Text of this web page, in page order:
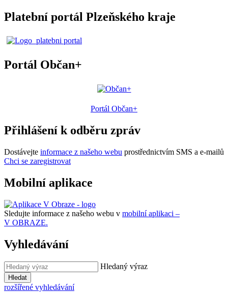
Platební portál Plzeňského kraje
Portál Občan+
Portál Občan+
Přihlášení k odběru zpráv
Dostávejte informace z našeho webu prostřednictvím SMS a e-mailů
Chci se zaregistrovat
Mobilní aplikace
Sledujte informace z našeho webu v mobilní aplikaci –
V OBRAZE.
Vyhledávání
Hledaný výraz
Hledat
rozšířené vyhledávání